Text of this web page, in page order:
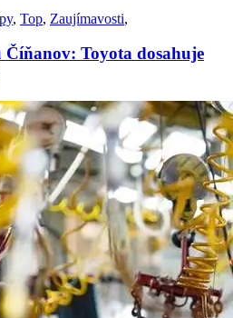
, Top, Zaujímavosti,
Číňanov: Toyota dosahuje